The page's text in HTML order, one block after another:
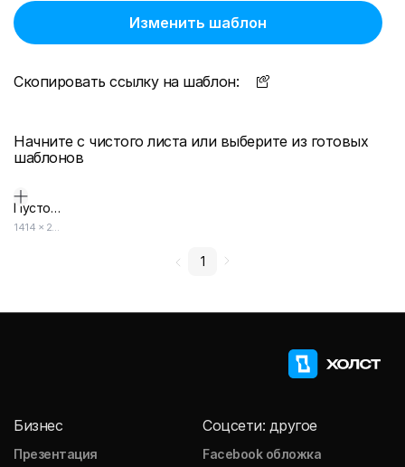
Изменить шаблон
Скопировать ссылку на шаблон:
Начните с чистого листа или выберите из готовых
шаблонов
Пустой дизайн-макет
1414 × 2000
1
Бизнес
Презентация
Соцсети: другое
Facebook обложка